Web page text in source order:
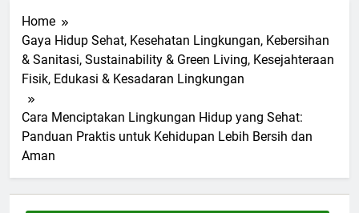
Home
Gaya Hidup Sehat, Kesehatan Lingkungan, Kebersihan
& Sanitasi, Sustainability & Green Living, Kesejahteraan
Fisik, Edukasi & Kesadaran Lingkungan
Cara Menciptakan Lingkungan Hidup yang Sehat:
Panduan Praktis untuk Kehidupan Lebih Bersih dan
Aman